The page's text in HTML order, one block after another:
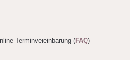
Terminvereinbarung (FAQ)